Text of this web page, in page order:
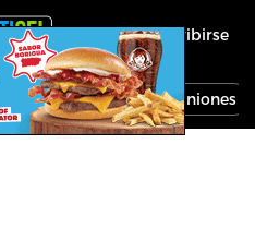
Inscribirse
Economía Opiniones